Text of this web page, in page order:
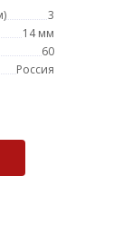
3
14 мм
60
Россия